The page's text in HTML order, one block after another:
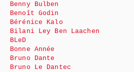
Benny Bulben
Benoît Godin
Bérénice Kalo
Bilani Ley Ben Laachen
BLeD
Bonne Année
Bruno Dante
Bruno Le Dantec